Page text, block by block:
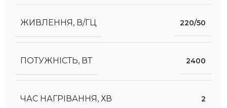
ЖИВЛЕННЯ, В/ГЦ 220/50
ПОТУЖНІСТЬ, ВТ 2400
ЧАС НАГРІВАННЯ, ХВ 2